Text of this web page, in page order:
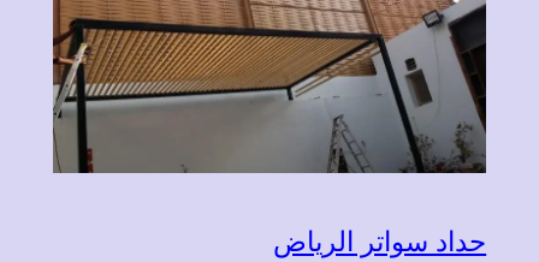
حداد سواتر الرياض